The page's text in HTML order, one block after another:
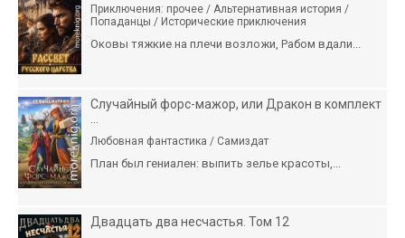
Приключения: прочее / Альтернативная история /
Попаданцы / Исторические приключения
Оковы тяжкие на плечи возложи, Рабом вдали...
Случайный форс-мажор, или Дракон в комплект
...
Любовная фантастика / Самиздат
План был гениален: выпить зелье красоты,...
Двадцать два несчастья. Том 12